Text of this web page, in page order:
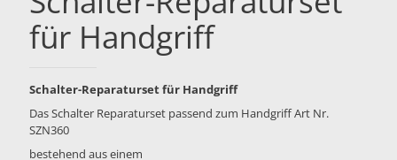
für Handgriff
Schalter-Reparaturset für Handgriff
Das Schalter Reparaturset passend zum Handgriff Art Nr.
SZN360
bestehend aus einem